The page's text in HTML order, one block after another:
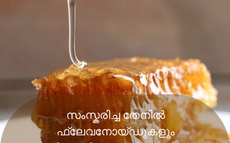
സംസ്കരിച്ച തേനിൽ
ഫ്ലേവനോയ്ഡുകളും